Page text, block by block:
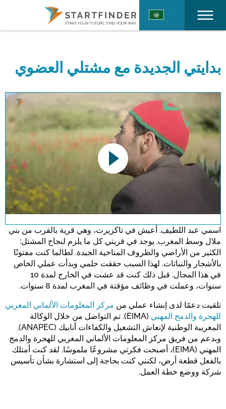
بدايتي الجديدة مع مشتلي العضوي
This link opens a YouTube video. Please
note the data protection regulations valid
تأكيد
اسمي عبد اللطيف. أعيش في تاكزيرت، وهي قرية بالقرب من بني
ملال وسط المغرب. يوجد في قريتي كل ما يلزم لنجاح المشتل:
الكثير من الأراضي والظروف المناخية الجيدة. لطالما كنت مفتونًا
بالأشجار والنباتات. لهذا السبب حققت حلمي وبدأت عملي الخاص
في هذا المجال. قبل ذلك كنت قد عشت في الخارج لمدة 10
سنوات، وعملت في وظائف مؤقتة في المغرب لمدة 8 سنوات.
تلقيت دعمًا لدى إنشاء عملي من مركز المعلومات الألماني المغربي
للهجرة والدمج المهني
(EIMA). تم التواصل من خلال الوكالة
المغربية الوطنية لإنعاش التشغيل والكفاءات أنابيك (ANAPEC).
وبدعم من فريق مركز المعلومات الألماني المغربي للهجرة والدمج
المهني (EIMA)، أصبحت فكرتي مشروعًا ملموسًا. لقد كنت أمتلك
بالفعل قطعة أرض، لكنني كنت بحاجة إلى استشارة بشأن تأسيس
شركة ووضع خطة العمل.